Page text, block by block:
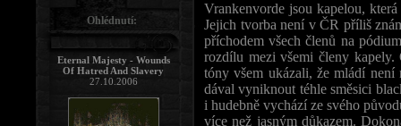
Vrankenvorde jsou kapelou,
Jejich tvorba není v ČR příliš
příchodem všech členů na
rozdílu mezi všemi členy
tóny všem ukázali, že mládí
dával vyniknout téhle směsici
i hudebně vychází ze svého
více než jasným důkazem.
Ohlédnutí:
Eternal Majesty - Wounds
Of Hatred And Slavery
27.10.2006